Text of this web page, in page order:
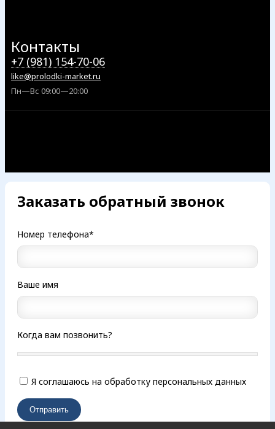
Контакты
+7 (981) 154-70-06
like@prolodki-market.ru
Пн—Вс 09:00—20:00
Заказать обратный звонок
Номер телефона*
Ваше имя
Когда вам позвонить?
Я соглашаюсь на обработку персональных данных